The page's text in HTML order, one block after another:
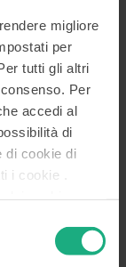
migliore
per
tutti gli altri
Per
accedi al
di
di cookie di
i cookie .
informazioni, i
la gestione